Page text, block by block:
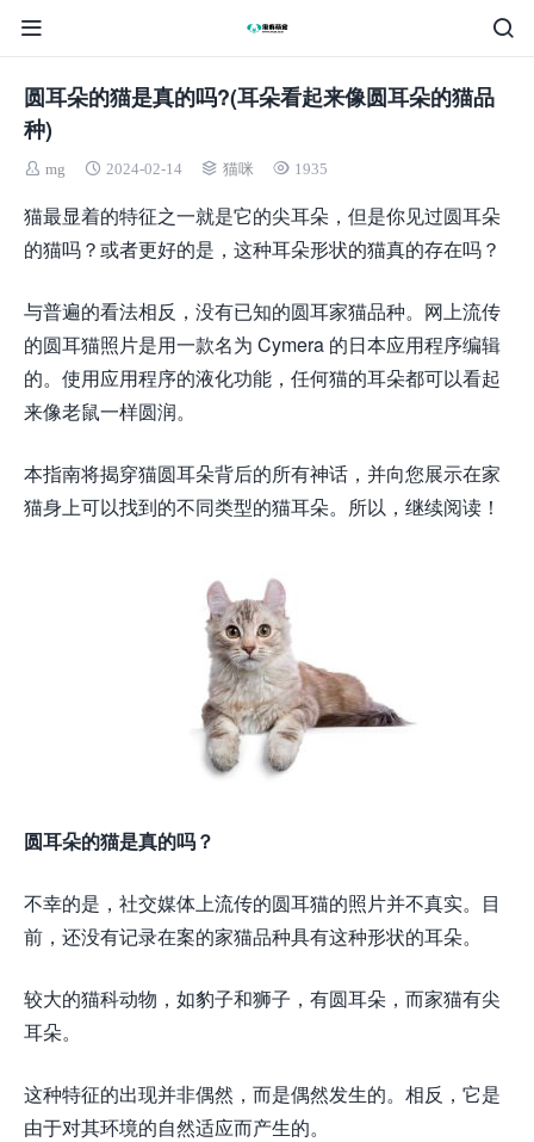
圆耳朵的猫是真的吗?(耳朵看起来像圆耳朵的猫品
种)
mg 2024-02-14 猫咪 1935
猫最显着的特征之一就是它的尖耳朵，但是你见过圆耳朵
的猫吗？或者更好的是，这种耳朵形状的猫真的存在吗？
与普遍的看法相反，没有已知的圆耳家猫品种。网上流传
的圆耳猫照片是用一款名为 Cymera 的日本应用程序编辑
的。使用应用程序的液化功能，任何猫的耳朵都可以看起
来像老鼠一样圆润。
本指南将揭穿猫圆耳朵背后的所有神话，并向您展示在家
猫身上可以找到的不同类型的猫耳朵。所以，继续阅读！
圆耳朵的猫是真的吗？
不幸的是，社交媒体上流传的圆耳猫的照片并不真实。目
前，还没有记录在案的家猫品种具有这种形状的耳朵。
较大的猫科动物，如豹子和狮子，有圆耳朵，而家猫有尖
耳朵。
这种特征的出现并非偶然，而是偶然发生的。相反，它是
由于对其环境的自然适应而产生的。